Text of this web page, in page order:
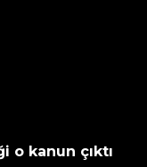
o kanun çıktı